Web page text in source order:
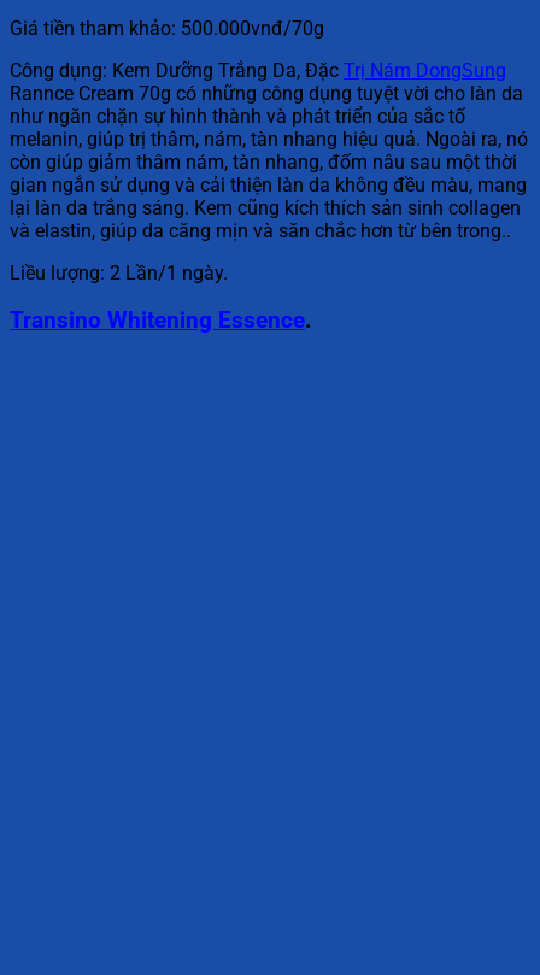
Giá tiền tham khảo: 500.000vnđ/70g
Công dụng: Kem Dưỡng Trắng Da, Đặc Trị Nám DongSung
Rannce Cream 70g có những công dụng tuyệt vời cho làn da
như ngăn chặn sự hình thành và phát triển của sắc tố
melanin, giúp trị thâm, nám, tàn nhang hiệu quả. Ngoài ra, nó
còn giúp giảm thâm nám, tàn nhang, đốm nâu sau một thời
gian ngắn sử dụng và cải thiện làn da không đều màu, mang
lại làn da trắng sáng. Kem cũng kích thích sản sinh collagen
và elastin, giúp da căng mịn và săn chắc hơn từ bên trong..
Liều lượng: 2 Lần/1 ngày.
Transino Whitening Essence.